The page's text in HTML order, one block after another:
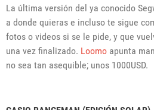
La última versión del ya conocido
a donde quieras e incluso te sigue
fotos o videos si se le pide, y que
una vez finalizado. Loomo apunta
no sea tan asequible; unos 1000USD.